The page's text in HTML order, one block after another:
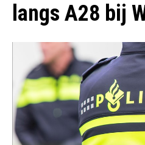
langs A28 bij